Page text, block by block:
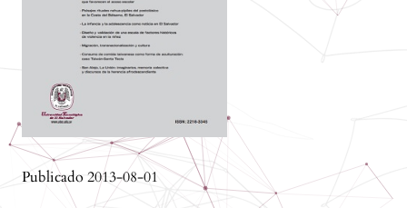
Publicado 2013-08-01